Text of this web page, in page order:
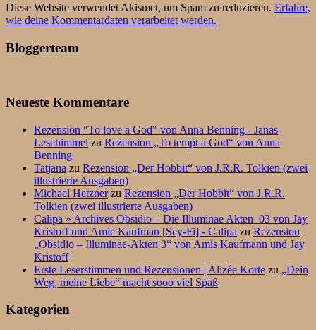
Diese Website verwendet Akismet, um Spam zu reduzieren. Erfahre,
wie deine Kommentardaten verarbeitet werden.
Bloggerteam
Neueste Kommentare
Rezension "To love a God" von Anna Benning - Janas
Lesehimmel zu Rezension „To tempt a God“ von Anna
Benning
Tatjana zu Rezension „Der Hobbit“ von J.R.R. Tolkien (zwei
illustrierte Ausgaben)
Michael Hetznerzu Rezension „Der Hobbit“ von J.R.R.
Tolkien (zwei illustrierte Ausgaben)
Calipa » Archives Obsidio – Die Illuminae Akten_03 von Jay
Kristoff und Amie Kaufman [Scy-Fi] - Calipa zu Rezension
„Obsidio – Illuminae-Akten 3“ von Amis Kaufmann und Jay
Kristoff
Erste Leserstimmen und Rezensionen | Alizée Korte zu „Dein
Weg, meine Liebe“ macht sooo viel Spaß
Kategorien